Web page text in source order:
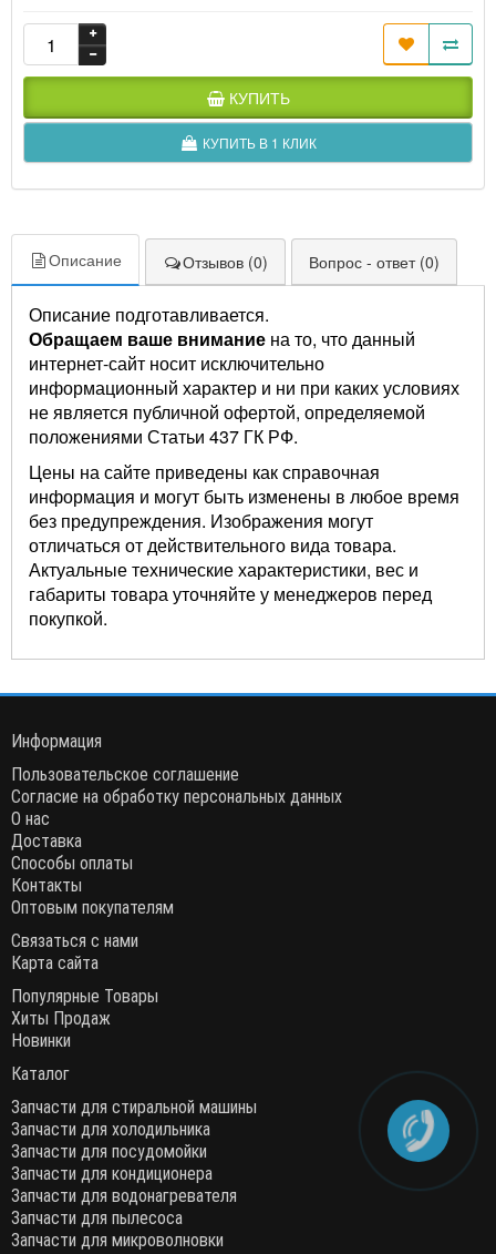
КУПИТЬ
КУПИТЬ В 1 КЛИК
Описание Отзывов (0) Вопрос - ответ (0)
Описание подготавливается.
Обращаем ваше внимание на то, что данный
интернет-сайт носит исключительно
информационный характер и ни при каких условиях
не является публичной офертой, определяемой
положениями Статьи 437 ГК РФ.
Цены на сайте приведены как справочная
информация и могут быть изменены в любое время
без предупреждения. Изображения могут
отличаться от действительного вида товара.
Актуальные технические характеристики, вес и
габариты товара уточняйте у менеджеров перед
покупкой.
Информация
Пользовательское соглашение
Согласие на обработку персональных данных
О нас
Доставка
Способы оплаты
Контакты
Оптовым покупателям
Связаться с нами
Карта сайта
Популярные Товары
Хиты Продаж
Новинки
Каталог
Запчасти для стиральной машины
Запчасти для холодильника
Запчасти для посудомойки
Запчасти для кондиционера
Запчасти для водонагревателя
Запчасти для пылесоса
Запчасти для микроволновки